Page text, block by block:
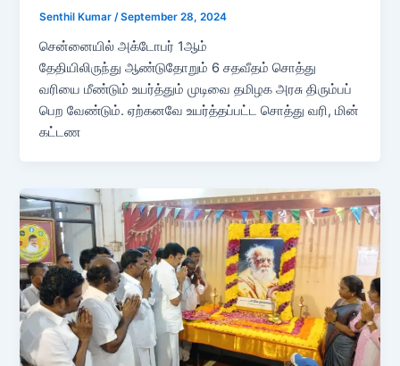
Senthil Kumar /September 28, 2024
சென்னையில் அக்டோபர் 1ஆம்
தேதியிலிருந்து ஆண்டுதோறும் 6 சதவீதம் சொத்து
வரியை மீண்டும் உயர்த்தும் முடிவை தமிழக அரசு திரும்பப்
பெற வேண்டும். ஏற்கனவே உயர்த்தப்பட்ட சொத்து வரி, மின்
கட்டண